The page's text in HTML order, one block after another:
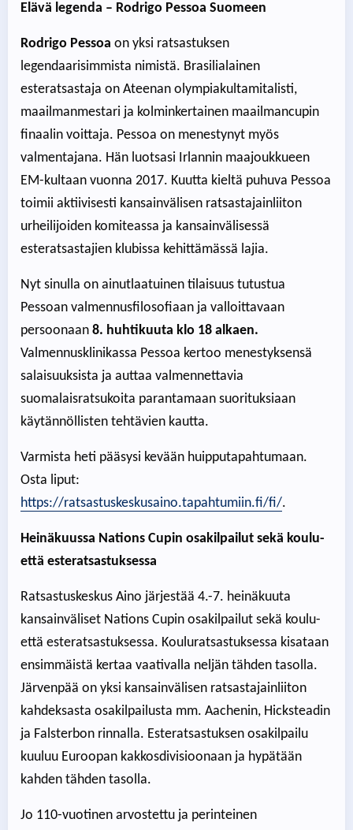
Elävä legenda – Rodrigo Pessoa Suomeen
Rodrigo Pessoa on yksi ratsastuksen
legendaarisimmista nimistä. Brasilialainen
esteratsastaja on Ateenan olympiakultamitalisti,
maailmanmestari ja kolminkertainen maailmancupin
finaalin voittaja. Pessoa on menestynyt myös
valmentajana. Hän luotsasi Irlannin maajoukkueen
EM-kultaan vuonna 2017. Kuutta kieltä puhuva Pessoa
toimii aktiivisesti kansainvälisen ratsastajainliiton
urheilijoiden komiteassa ja kansainvälisessä
esteratsastajien klubissa kehittämässä lajia.
Nyt sinulla on ainutlaatuinen tilaisuus tutustua
Pessoan valmennusfilosofiaan ja valloittavaan
persoonaan 8. huhtikuuta klo 18 alkaen.
Valmennusklinikassa Pessoa kertoo menestyksensä
salaisuuksista ja auttaa valmennettavia
suomalaisratsukoita parantamaan suorituksiaan
käytännöllisten tehtävien kautta.
Varmista heti pääsysi kevään huipputapahtumaan.
Osta liput:
https://ratsastuskeskusaino.tapahtumiin.fi/fi/.
Heinäkuussa Nations Cupin osakilpailut sekä koulu-
että esteratsastuksessa
Ratsastuskeskus Aino järjestää 4.-7. heinäkuuta
kansainväliset Nations Cupin osakilpailut sekä koulu-
että esteratsastuksessa. Kouluratsastuksessa kisataan
ensimmäistä kertaa vaativalla neljän tähden tasolla.
Järvenpää on yksi kansainvälisen ratsastajainliiton
kahdeksasta osakilpailusta mm. Aachenin, Hicksteadin
ja Falsterbon rinnalla. Esteratsastuksen osakilpailu
kuuluu Euroopan kakkosdivisioonaan ja hypätään
kahden tähden tasolla.
Jo 110-vuotinen arvostettu ja perinteinen